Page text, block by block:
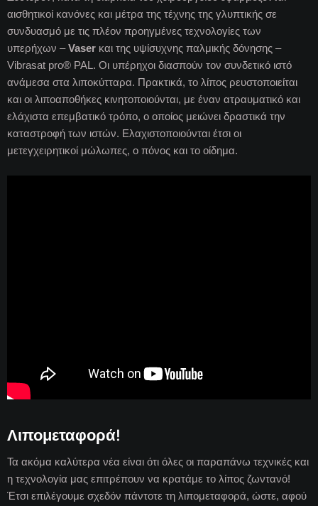
αισθητικοί κανόνες και μέτρα της τέχνης της γλυπτικής σε
συνδυασμό με τις πλέον προηγμένες τεχνολογίες των
υπερήχων –Vaser και της υψίσυχνης παλμικής δόνησης –
Vibrasat pro® PAL. Οι υπέρηχοι διασπούν τον συνδετικό ιστό
ανάμεσα στα λιποκύτταρα. Πρακτικά, το λίπος ρευστοποιείται
και οι λιποαποθήκες κινητοποιούνται, με έναν ατραυματικό και
ελάχιστα επεμβατικό τρόπο, ο οποίος μειώνει δραστικά την
καταστροφή των ιστών. Ελαχιστοποιούνται έτσι οι
μετεγχειρητικοί μώλωπες, ο πόνος και το οίδημα.
Λιπομεταφορά!
Τα ακόμα καλύτερα νέα είναι ότι όλες οι παραπάνω τεχνικές και
η τεχνολογία μας επιτρέπουν να κρατάμε το λίπος ζωντανό!
Έτσι επιλέγουμε σχεδόν πάντοτε τη λιπομεταφορά, ώστε, αφού